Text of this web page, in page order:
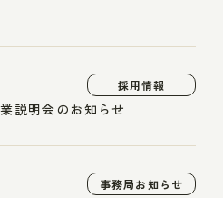
採用情報
説明会のお知らせ
事務局お知らせ